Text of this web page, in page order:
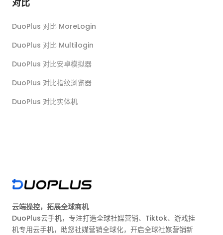
对比
DuoPlus 对比 MoreLogin
DuoPlus 对比 Multilogin
DuoPlus 对比安卓模拟器
DuoPlus 对比指纹浏览器
DuoPlus 对比实体机
云端操控，拓展全球商机
DuoPlus云手机，专注打造全球社媒营销、Tiktok、游戏挂
机专用云手机，助您社媒营销全球化，开启全球社媒营销新